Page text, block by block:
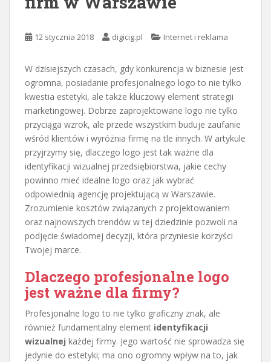
12 stycznia 2018 digicig.pl Internet i reklama
W dzisiejszych czasach, gdy konkurencja w biznesie jest
ogromna, posiadanie profesjonalnego logo to nie tylko
kwestia estetyki, ale także kluczowy element strategii
marketingowej. Dobrze zaprojektowane logo nie tylko
przyciąga wzrok, ale przede wszystkim buduje zaufanie
wśród klientów i wyróżnia firmę na tle innych. W artykule
przyjrzymy się, dlaczego logo jest tak ważne dla
identyfikacji wizualnej przedsiębiorstwa, jakie cechy
powinno mieć idealne logo oraz jak wybrać
odpowiednią agencję projektującą w Warszawie.
Zrozumienie kosztów związanych z projektowaniem
oraz najnowszych trendów w tej dziedzinie pozwoli na
podjęcie świadomej decyzji, która przyniesie korzyści
Twojej marce.
Dlaczego profesjonalne logo
jest ważne dla firmy?
Profesjonalne logo to nie tylko graficzny znak, ale
również fundamentalny element identyfikacji
wizualnej każdej firmy. Jego wartość nie sprowadza się
jedynie do estetyki; ma ono ogromny wpływ na to, jak